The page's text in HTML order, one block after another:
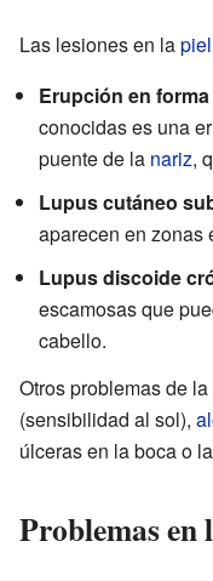
Las lesiones en lapiel
Erupción en
conocidas es una
puente de la nariz,
Lupus cutáneo
aparecen en zonas
Lupus discoide
escamosas que
cabello.
Otros problemas de
(sensibilidad al sol),
úlceras en la boca o
Problemas en